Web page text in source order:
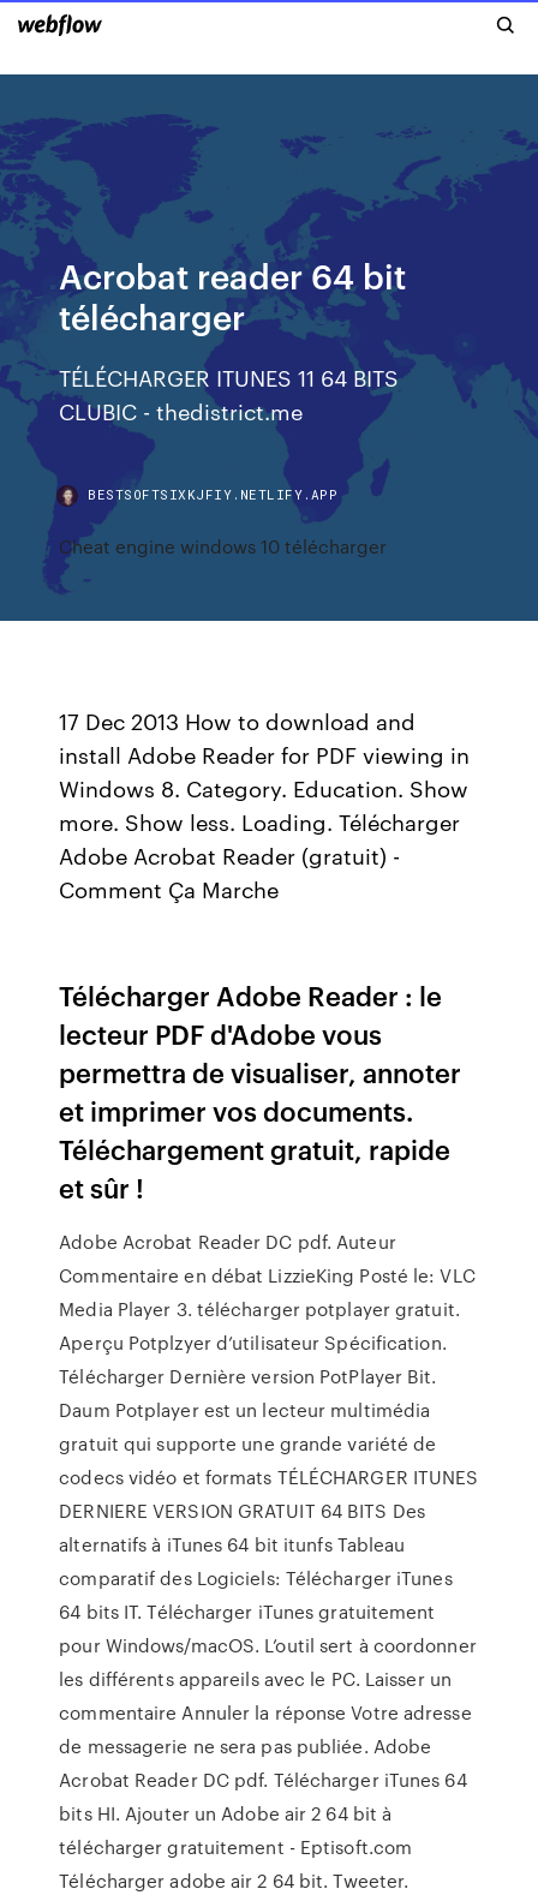
Acrobat reader 64 bit
télécharger
TÉLÉCHARGER ITUNES 11 64 BITS
CLUBIC - thedistrict.me
BESTSOFTSIXKJFIY.NETLIFY.APP
Cheat engine windows 10 télécharger
17 Dec 2013 How to download and
install Adobe Reader for PDF viewing in
Windows 8. Category. Education. Show
more. Show less. Loading. Télécharger
Adobe Acrobat Reader (gratuit) -
Comment Ça Marche
Télécharger Adobe Reader : le
lecteur PDF d'Adobe vous
permettra de visualiser, annoter
et imprimer vos documents.
Téléchargement gratuit, rapide
et sûr !
Adobe Acrobat Reader DC pdf. Auteur
Commentaire en débat LizzieKing Posté le: VLC
Media Player 3. télécharger potplayer gratuit.
Aperçu Potplzyer d’utilisateur Spécification.
Télécharger Dernière version PotPlayer Bit.
Daum Potplayer est un lecteur multimédia
gratuit qui supporte une grande variété de
codecs vidéo et formats TÉLÉCHARGER ITUNES
DERNIERE VERSION GRATUIT 64 BITS Des
alternatifs à iTunes 64 bit itunfs Tableau
comparatif des Logiciels: Télécharger iTunes
64 bits IT. Télécharger iTunes gratuitement
pour Windows/macOS. L’outil sert à coordonner
les différents appareils avec le PC. Laisser un
commentaire Annuler la réponse Votre adresse
de messagerie ne sera pas publiée. Adobe
Acrobat Reader DC pdf. Télécharger iTunes 64
bits HI. Ajouter un Adobe air 2 64 bit à
télécharger gratuitement - Eptisoft.com
Télécharger adobe air 2 64 bit. Tweeter.